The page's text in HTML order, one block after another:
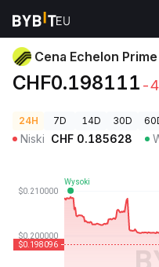
Ceny kryptowalut Cena
Cena Echelon Prime
CHF0.198111 -
24H 7D 14D 30D
Niski CHF 0.185628